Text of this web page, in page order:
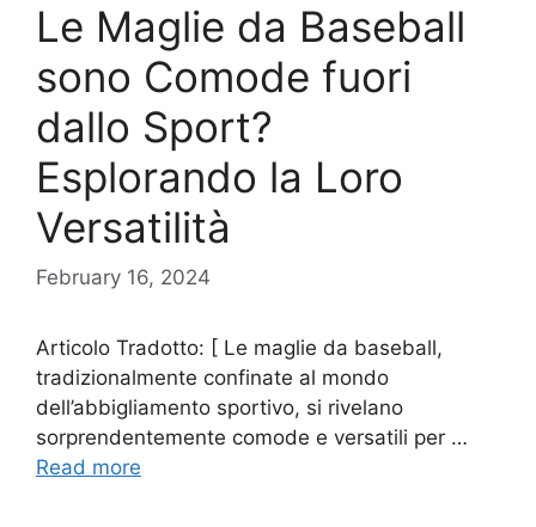
Le Maglie da Baseball
sono Comode fuori
dallo Sport?
Esplorando la Loro
Versatilità
February 16, 2024
Articolo Tradotto: [ Le maglie da baseball,
tradizionalmente confinate al mondo
dell’abbigliamento sportivo, si rivelano
sorprendentemente comode e versatili per …
Read more